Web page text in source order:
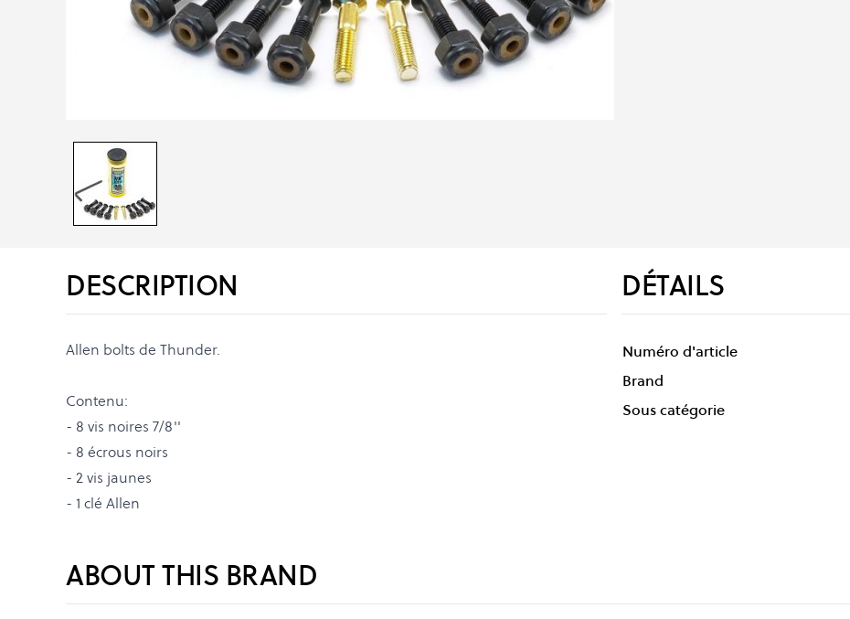
DESCRIPTION
Allen bolts de Thunder.
Contenu:
- 8 vis noires 7/8''
- 8 écrous noirs
- 2 vis jaunes
- 1 clé Allen
DÉTAILS
Numéro d'article
Brand
Sous catégorie
ABOUT THIS BRAND